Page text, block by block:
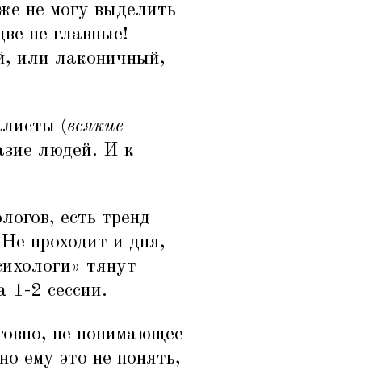
не могу выделить
не главные!
или лаконичный,
(всякие
людей. И к
есть тренд
проходит и дня,
тянут
1-2 сессии.
не понимающее
ему это не понять,